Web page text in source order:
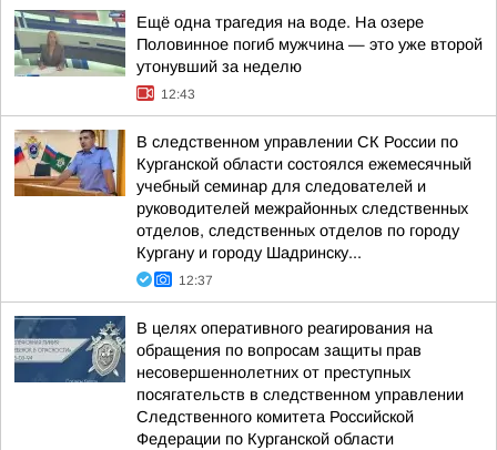
Ещё одна трагедия на воде. На озере
Половинное погиб мужчина — это уже второй
утонувший за неделю
12:43
В следственном управлении СК России по
Курганской области состоялся ежемесячный
учебный семинар для следователей и
руководителей межрайонных следственных
отделов, следственных отделов по городу
Кургану и городу Шадринску...
12:37
В целях оперативного реагирования на
обращения по вопросам защиты прав
несовершеннолетних от преступных
посягательств в следственном управлении
Следственного комитета Российской
Федерации по Курганской области